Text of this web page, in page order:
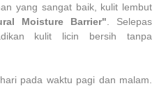
yang sangat baik, kulit lembut
Moisture Barrier"
Selepas
kulit licin bersih tanpa
pada waktu pagi dan malam.